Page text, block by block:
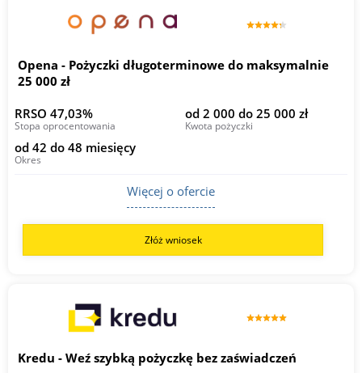
Opena - Pożyczki długoterminowe do maksymalnie
25 000 zł
RRSO 47,03%
Stopa oprocentowania
od 2 000 do 25 000 zł
Kwota pożyczki
od 42 do 48 miesięcy
Okres
Więcej o ofercie
Złóż wniosek
Kredu - Weź szybką pożyczkę bez zaświadczeń